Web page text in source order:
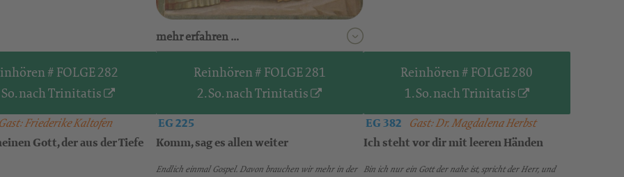
mehr erfahren …
# FOLGE 282
So. nach Trinitatis
Friederike Kaltofen
Gott, der aus der Tiefe
Reinhören # FOLGE 281
2. So. nach Trinitatis
EG 225
Komm, sag es allen weiter
Endlich einmal Gospel. Davon brauchen wir mehr in der
Reinhören # FOLGE 280
1. So. nach Trinitatis
EG 382 Gast: Dr. Magdalena Herbst
Ich steht vor dir mit leeren Händen
Bin ich nur ein Gott der nahe ist, spricht der Herr, und